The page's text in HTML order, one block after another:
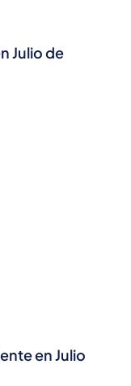
Julio de
en Julio